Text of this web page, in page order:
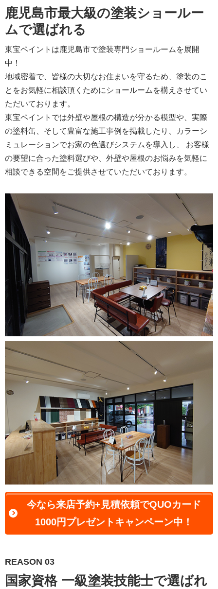
鹿児島市最大級の塗装ショールー
ムで選ばれる
東宝ペイントは鹿児島市で塗装専門ショールームを展開
中！
地域密着で、皆様の大切なお住まいを守るため、塗装のこ
とをお気軽に相談頂くためにショールームを構えさせてい
ただいております。
東宝ペイントでは外壁や屋根の構造が分かる模型や、実際
の塗料缶、そして豊富な施工事例を掲載したり、カラーシ
ミュレーションでお家の色選びシステムを導入し、 お客様
の要望に合った塗料選びや、外壁や屋根のお悩みを気軽に
相談できる空間をご提供させていただいております。
今なら来店予約+見積依頼でQUOカード
1000円プレゼントキャンペーン中！
REASON 03
国家資格 一級塗装技能士で選ばれ